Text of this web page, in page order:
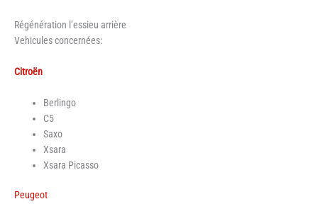
Régénération l’essieu arrière
Vehicules concernées:
Citroën
Berlingo
C5
Saxo
Xsara
Xsara Picasso
Peugeot